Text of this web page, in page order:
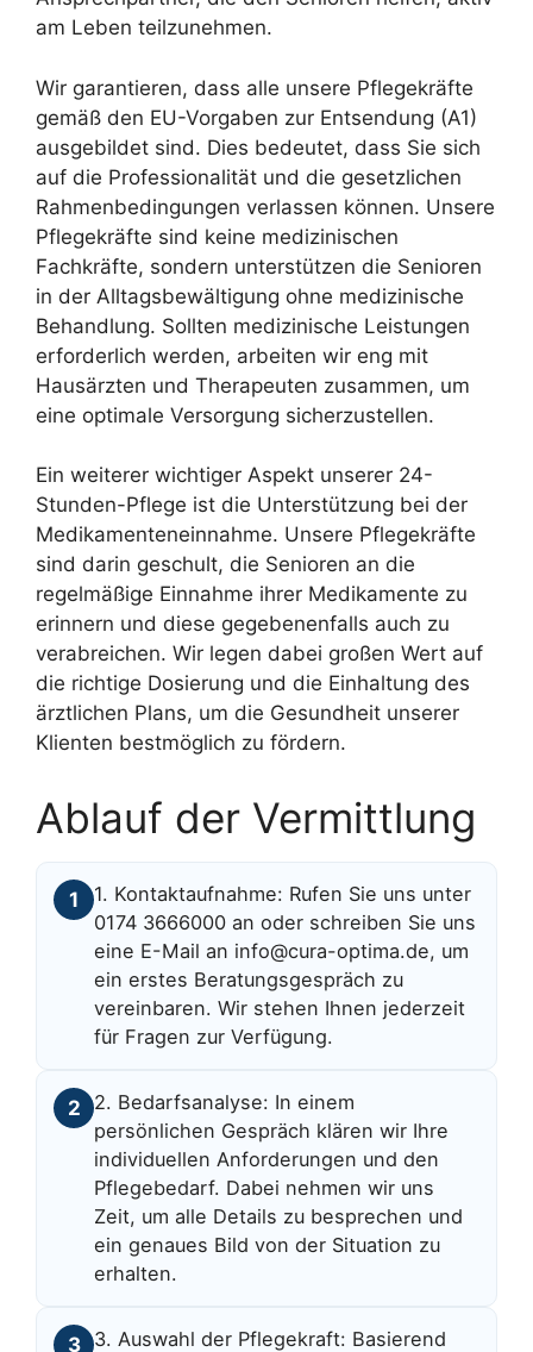
am Leben teilzunehmen.
Wir garantieren, dass alle unsere Pflegekräfte
gemäß den EU-Vorgaben zur Entsendung (A1)
ausgebildet sind. Dies bedeutet, dass Sie sich
auf die Professionalität und die gesetzlichen
Rahmenbedingungen verlassen können. Unsere
Pflegekräfte sind keine medizinischen
Fachkräfte, sondern unterstützen die Senioren
in der Alltagsbewältigung ohne medizinische
Behandlung. Sollten medizinische Leistungen
erforderlich werden, arbeiten wir eng mit
Hausärzten und Therapeuten zusammen, um
eine optimale Versorgung sicherzustellen.
Ein weiterer wichtiger Aspekt unserer 24-
Stunden-Pflege ist die Unterstützung bei der
Medikamenteneinnahme. Unsere Pflegekräfte
sind darin geschult, die Senioren an die
regelmäßige Einnahme ihrer Medikamente zu
erinnern und diese gegebenenfalls auch zu
verabreichen. Wir legen dabei großen Wert auf
die richtige Dosierung und die Einhaltung des
ärztlichen Plans, um die Gesundheit unserer
Klienten bestmöglich zu fördern.
Ablauf der Vermittlung
1
1. Kontaktaufnahme: Rufen Sie uns unter
0174 3666000 an oder schreiben Sie uns
eine E-Mail an info@cura-optima.de, um
ein erstes Beratungsgespräch zu
vereinbaren. Wir stehen Ihnen jederzeit
für Fragen zur Verfügung.
2
2. Bedarfsanalyse: In einem
persönlichen Gespräch klären wir Ihre
individuellen Anforderungen und den
Pflegebedarf. Dabei nehmen wir uns
Zeit, um alle Details zu besprechen und
ein genaues Bild von der Situation zu
erhalten.
3 3. Auswahl der Pflegekraft: Basierend